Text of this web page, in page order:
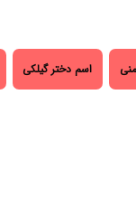
اسم دختر گیلکی